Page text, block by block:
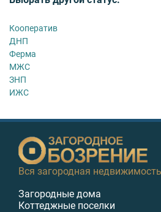
Кооператив
ДНП
Ферма
МЖС
ЗНП
ИЖС
Вся загородная недвижимость
Загородные дома
Коттеджные поселки